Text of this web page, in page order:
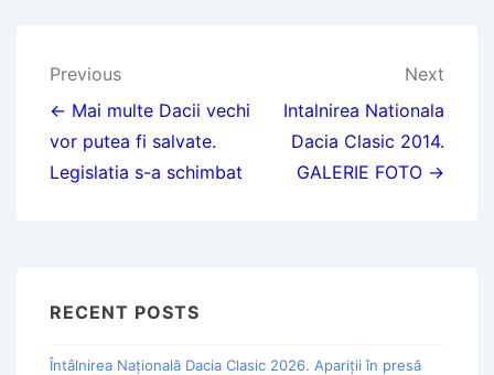
Post
navigation
Previous
← Mai multe Dacii vechi
vor putea fi salvate.
Legislatia s-a schimbat
Next
Intalnirea Nationala
Dacia Clasic 2014.
GALERIE FOTO →
RECENT POSTS
Întâlnirea Națională Dacia Clasic 2026. Apariții în presă